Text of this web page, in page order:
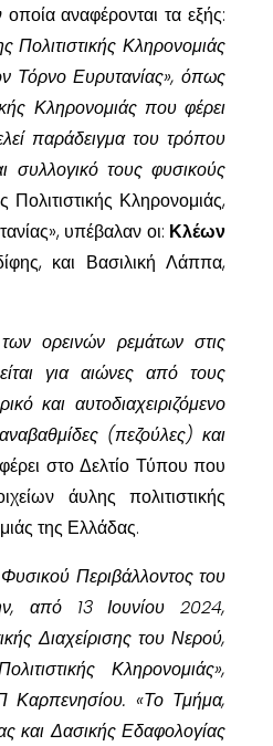
αναφέρονται τα εξής:
Κληρονομιάς
Τόρνο Ευρυτανίας», όπως
Κληρονομιάς που φέρει
παράδειγμα του τρόπου
συλλογικό τους φυσικούς
Κληρονομιάς,
υπέβαλαν οι: Κλέων
και Βασιλική Λάππα,
ορεινών ρεμάτων στις
για αιώνες από τους
και αυτοδιαχειριζόμενο
(πεζούλες) και
στο Δελτίο Τύπου που
άυλης πολιτιστικής
της Ελλάδας.
Περιβάλλοντος του
από 13 Ιουνίου 2024,
Διαχείρισης του Νερού,
Κληρονομιάς»,
Καρπενησίου. «Το Τμήμα,
και Δασικής Εδαφολογίας